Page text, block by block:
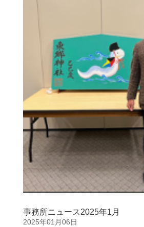
事務所ニュース2025年1月
2025年01月06日